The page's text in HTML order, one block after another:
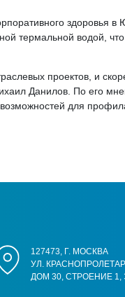
здоровья
термальной водой,
проектов, и
Данилов. По его
для
127473, Г. МОСКВА
УЛ.
ДОМ 30, СТРОЕНИЕ 1,